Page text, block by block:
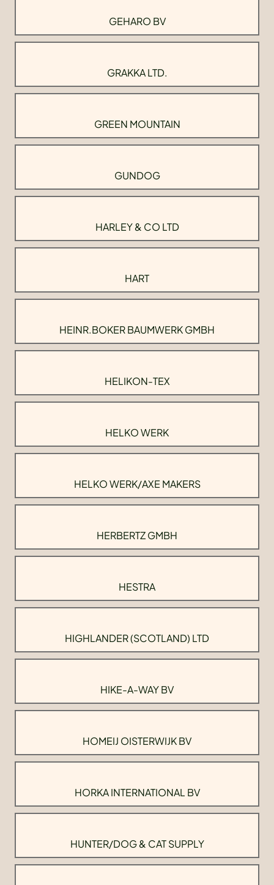
GEHARO BV
GRAKKA LTD.
GREEN MOUNTAIN
GUNDOG
HARLEY & CO LTD
HART
HEINR.BOKER BAUMWERK GMBH
HELIKON-TEX
HELKO WERK
HELKO WERK/AXE MAKERS
HERBERTZ GMBH
HESTRA
HIGHLANDER (SCOTLAND) LTD
HIKE-A-WAY BV
HOMEIJ OISTERWIJK BV
HORKA INTERNATIONAL BV
HUNTER/DOG & CAT SUPPLY